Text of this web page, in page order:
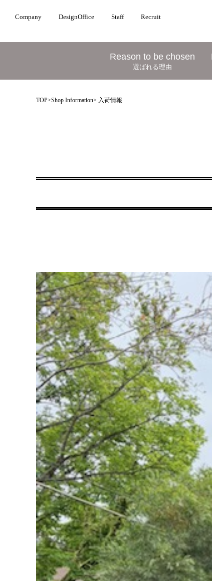
Company DesignOffice Staff Recruit
Reason to be chosen
選ばれる理由
TOP>Shop Information> 入荷情報